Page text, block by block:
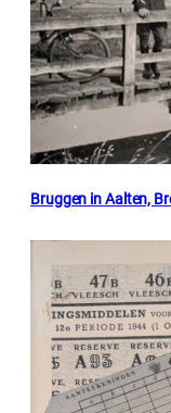
Bruggen in Aalten,